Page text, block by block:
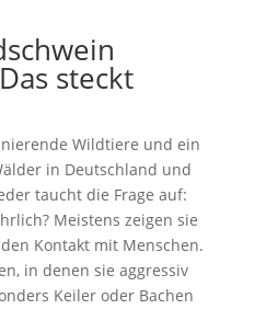
steckt
Wildtiere und ein
in Deutschland und
taucht die Frage auf:
Meistens zeigen sie
Kontakt mit Menschen.
in denen sie aggressiv
Keiler oder Bachen